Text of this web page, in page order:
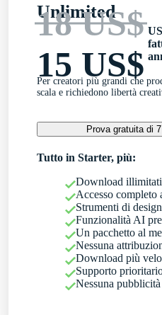
Unlimited
18 US$
15 US$
Per creatori più grandi che
scala e richiedono libertà
Prova gratuita di
Tutto in Starter, più:
Download illimitati
Accesso completo
Strumenti di
Funzionalità AI
Un pacchetto al
Nessuna
Download più
Supporto
Nessuna pubblicità